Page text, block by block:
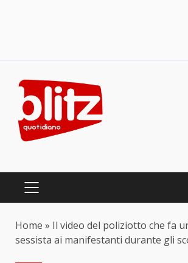
content
PRIMARY
Home » Il video del poliziotto che fa
sessista ai manifestanti durante gli